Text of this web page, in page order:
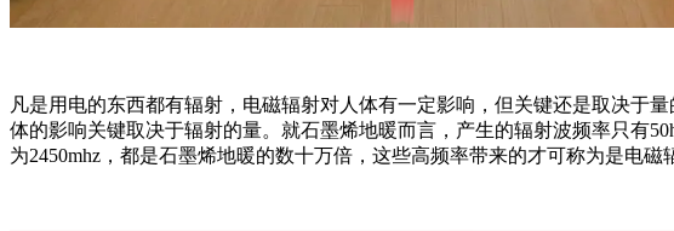
凡是用电的东西都有辐射，电磁辐射对人体有一定影响，但关键还是取决于
体的影响关键取决于辐射的量。就石墨烯地暖而言，产生的辐射波频率只有
为2450mhz，都是石墨烯地暖的数十万倍，这些高频率带来的才可称为是电